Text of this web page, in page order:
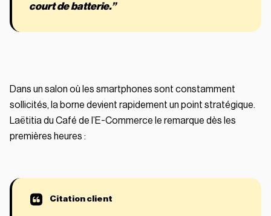
court de batterie.”
Dans un salon où les smartphones sont constamment
sollicités, la borne devient rapidement un point stratégique.
Laëtitia du Café de l’E-Commerce le remarque dès les
premières heures :